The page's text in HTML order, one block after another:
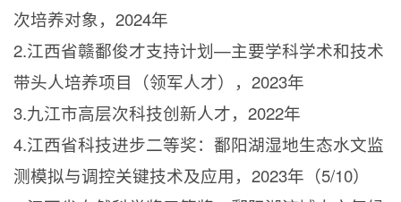
次培养对象， 2024年
2.江西省赣鄱俊才支持计划—主要学科学术和技术
带头人培养项目（领军人才）， 2023年
3.九江市高层次科技创新人才， 2022年
4.江西省科技进步二等奖：鄱阳湖湿地生态水文监
测模拟与调控关键技术及应用， 2023年（5/10）